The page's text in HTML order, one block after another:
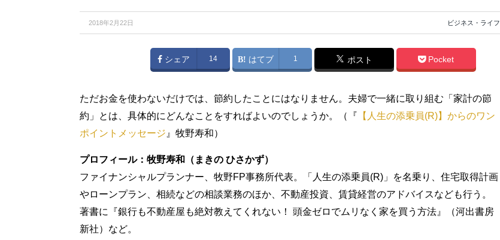
2018年2月22日 ビジネス・ライフ
シェア 14 はてブ 1 ポスト Pocket
ただお金を使わないだけでは、節約したことにはなりません。夫婦で一緒に取り組む「家計の節
約」とは、具体的にどんなことをすればよいのでしょうか。（『 【人生の添乗員(R)】からのワン
ポイントメッセージ 』牧野寿和）
プロフィール：牧野寿和（まきの ひさかず）
ファイナンシャルプランナー、牧野FP事務所代表。「人生の添乗員(R)」を名乗り、住宅取得計画
やローンプラン、相続などの相談業務のほか、不動産投資、賃貸経営のアドバイスなども行う。
著書に『銀行も不動産屋も絶対教えてくれない！ 頭金ゼロでムリなく家を買う方法』（河出書房
新社）など。